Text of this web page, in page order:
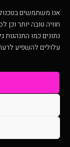
חוויה טובה יותר
נתונים כמו התנהגות
עלולים להשפיע